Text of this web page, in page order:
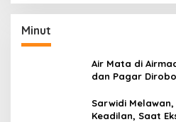
Minut
Air Mata di
dan Pagar
Sarwidi
Keadilan, Saat